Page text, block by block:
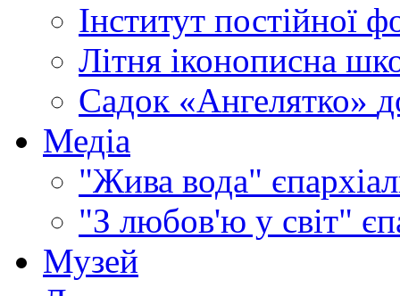
Інститут постійної
Літня іконописна
Садок «Ангелятко»
Медіа
"Жива вода"
"З любов'ю у світ"
Музей